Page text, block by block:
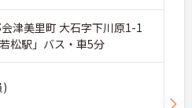
津美里町 大石字下川原1-1
松駅」バス・車5分
)